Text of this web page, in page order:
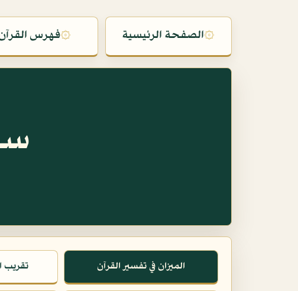
۞الصفحة الرئيسية ۞فهرس
الميزان في تفسير القرآن تقريب